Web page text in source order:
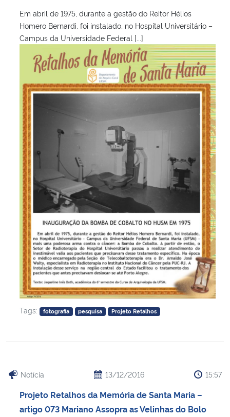
Em abril de 1975, durante a gestão do Reitor Hélios
Homero Bernardi, foi instalado, no Hospital Universitário –
Campus da Universidade Federal [...]
Tags: fotografia pesquisa Projeto Retalhos
Notícia 13/12/2016 15:57
Projeto Retalhos da Memória de Santa Maria –
artigo 073 Mariano Assopra as Velinhas do Bolo